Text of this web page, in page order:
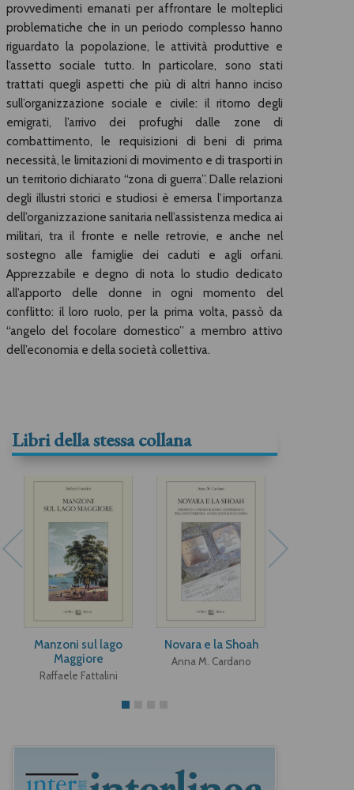
provvedimenti emanati per affrontare le molteplici
problematiche che in un periodo complesso hanno
riguardato la popolazione, le attività produttive e
l’assetto sociale tutto. In particolare, sono stati
trattati quegli aspetti che più di altri hanno inciso
sull’organizzazione sociale e civile: il ritorno degli
emigrati, l’arrivo dei profughi dalle zone di
combattimento, le requisizioni di beni di prima
necessità, le limitazioni di movimento e di trasporti in
un territorio dichiarato “zona di guerra”. Dalle relazioni
degli illustri storici e studiosi è emersa l’importanza
dell’organizzazione sanitaria nell’assistenza medica ai
militari, tra il fronte e nelle retrovie, e anche nel
sostegno alle famiglie dei caduti e agli orfani.
Apprezzabile e degno di nota lo studio dedicato
all’apporto delle donne in ogni momento del
conflitto: il loro ruolo, per la prima volta, passò da
“angelo del focolare domestico” a membro attivo
dell’economia e della società collettiva.
Libri della stessa collana
Manzoni sul lago
Maggiore
Raffaele Fattalini
Novara e la Shoah
Anna M. Cardano